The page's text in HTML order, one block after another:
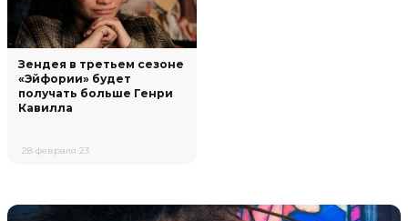
Зендея в третьем сезоне
«Эйфории» будет
получать больше Генри
Кавилла
28 февраля 23